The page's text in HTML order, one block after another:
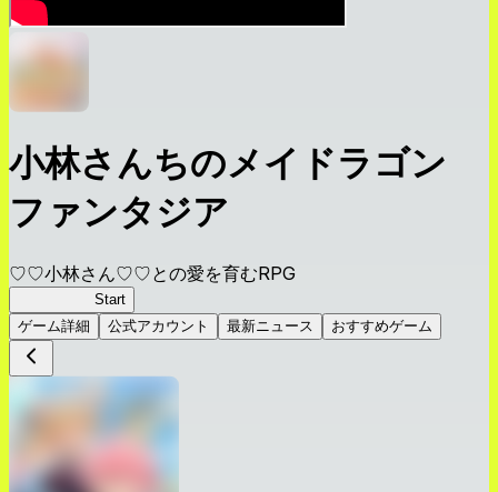
小林さんちのメイドラゴン
ファンタジア
♡♡小林さん♡♡との愛を育むRPG
Start
ゲーム詳細
公式アカウント 最新ニュース おすすめゲーム